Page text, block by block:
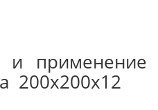
и применение
200х200х12